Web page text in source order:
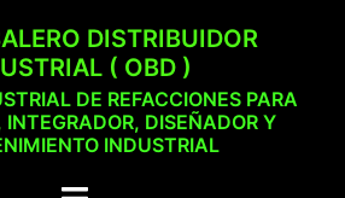
DISTRIBUIDOR
( OBD )
DE REFACCIONES PARA
DISEÑADOR Y
INDUSTRIAL
Alternar